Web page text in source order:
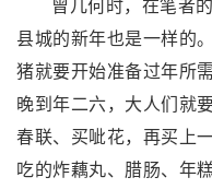
曾几何时，在笔者
县城的新年也是一样的
猪就要开始准备过年所
晚到年二六，大人们就
春联、买呲花，再买上
吃的炸藕丸、腊肠、年